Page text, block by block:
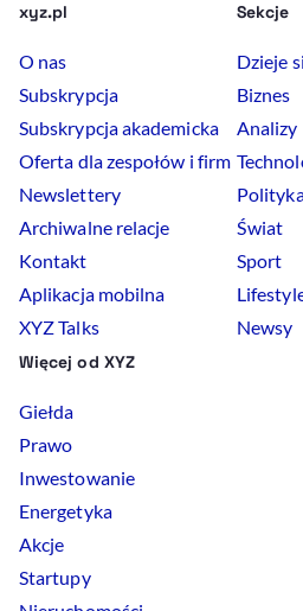
xyz.pl
O nas
Subskrypcja
Subskrypcja akademicka
Oferta dla zespołów i firm
Newslettery
Archiwalne relacje
Kontakt
Aplikacja mobilna
XYZ Talks
Sekcje
Dzieje
Biznes
Analizy
Świat
Sport
Newsy
Więcej od XYZ
Giełda
Prawo
Inwestowanie
Energetyka
Akcje
Startupy